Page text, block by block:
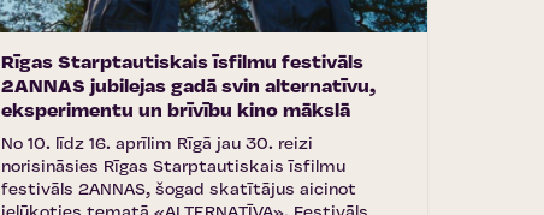
Rīgas Starptautiskais īsfilmu festivāls
2ANNAS jubilejas gadā svin alternatīvu,
eksperimentu un brīvību kino mākslā
No 10. līdz 16. aprīlim Rīgā jau 30. reizi
norisināsies Rīgas Starptautiskais īsfilmu
festivāls 2ANNAS, šogad skatītājus aicinot